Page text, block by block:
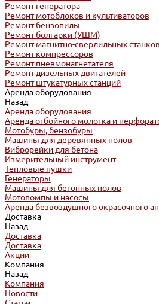
Ремонт генератора
Ремонт мотоблоков и культиваторов
Ремонт бензопилы
Ремонт болгарки (УШМ)
Ремонт магнитно-сверлильных станков
Ремонт компрессоров
Ремонт пневмонагнетателя
Ремонт дизельных двигателей
Ремонт штукатурных станций
Аренда оборудования
Назад
Аренда оборудования
Аренда отбойного молотка и
Мотобуры, бензобуры
Машины для деревянных полов
Виброрейки для бетона
Измерительный инструмент
Тепловые пушки
Генераторы
Машины для бетонных полов
Мотопомпы и насосы
Аренда безвоздушного окрасочного
Доставка
Назад
Доставка
Доставка
Акции
Компания
Назад
Компания
Новости